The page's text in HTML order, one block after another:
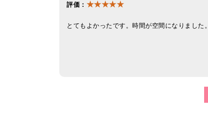
評価： ★★★★★
とてもよかったです。時間が空間になりました。